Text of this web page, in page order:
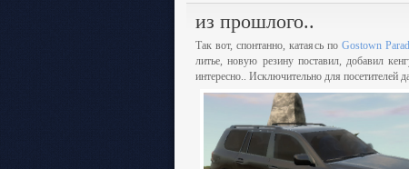
из прошлого..
Так вот, спонтанно, катаясь по Gostown
литье, новую резину поставил, добавил
интересно.. Исключительно для посетителей